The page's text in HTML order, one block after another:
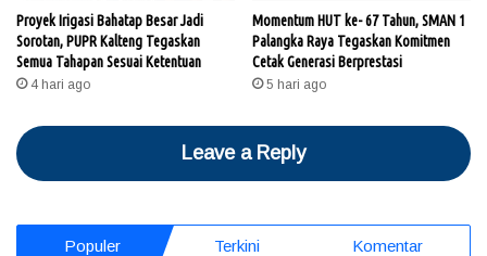
Proyek Irigasi Bahatap Besar Jadi
Sorotan, PUPR Kalteng Tegaskan
Semua Tahapan Sesuai Ketentuan
4 hari ago
Momentum HUT ke- 67 Tahun, SMAN 1
Palangka Raya Tegaskan Komitmen
Cetak Generasi Berprestasi
5 hari ago
Leave a Reply
Populer Terkini Komentar